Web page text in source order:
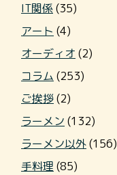
IT関係(35)
アート (4)
オーディオ (2)
コラム (253)
ご挨拶(2)
ラーメン (132)
ラーメン以外(156)
手料理 (85)